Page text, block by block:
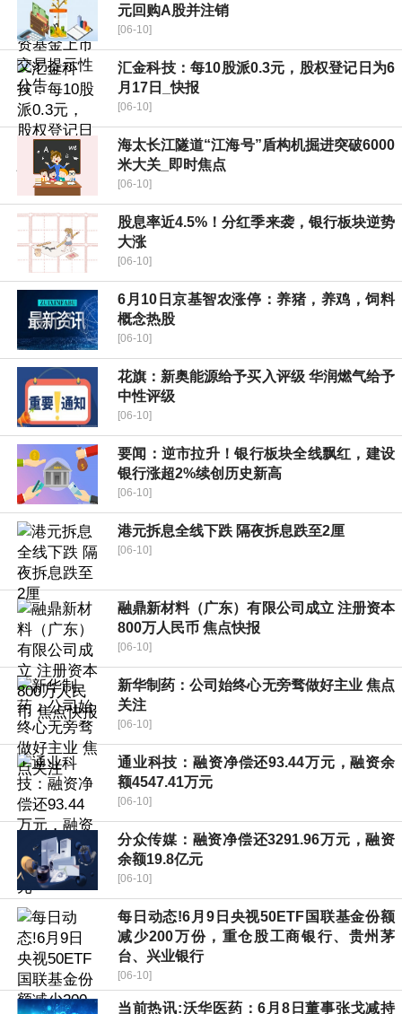
元回购A股并注销
[06-10]
汇金科技：每10股派0.3元，股权登记日为6
月17日_快报
[06-10]
海太长江隧道“江海号”盾构机掘进突破6000
米大关_即时焦点
[06-10]
股息率近4.5%！分红季来袭，银行板块逆势
大涨
[06-10]
6月10日京基智农涨停：养猪，养鸡，饲料
概念热股
[06-10]
花旗：新奥能源给予买入评级 华润燃气给予
中性评级
[06-10]
要闻：逆市拉升！银行板块全线飘红，建设
银行涨超2%续创历史新高
[06-10]
港元拆息全线下跌 隔夜拆息跌至2厘
[06-10]
融鼎新材料（广东）有限公司成立 注册资本
800万人民币 焦点快报
[06-10]
新华制药：公司始终心无旁骛做好主业 焦点
关注
[06-10]
通业科技：融资净偿还93.44万元，融资余
额4547.41万元
[06-10]
分众传媒：融资净偿还3291.96万元，融资
余额19.8亿元
[06-10]
每日动态!6月9日央视50ETF国联基金份额
减少200万份，重仓股工商银行、贵州茅
台、兴业银行
[06-10]
当前热讯:沃华医药：6月8日董事张戈减持